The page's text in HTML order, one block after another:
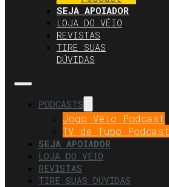
SEJA APOIADOR
LOJA DO VÉIO
REVISTAS
TIRE SUAS
DÚVIDAS
PODCASTS
Jogo Véio Podcast
TV de Tubo Podcast
SEJA APOIADOR
LOJA DO VÉIO
REVISTAS
TIRE SUAS DÚVIDAS